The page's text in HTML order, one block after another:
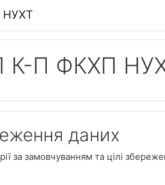
НУХТ
К-П ФКХП
даних
за замовчуванням та цілі